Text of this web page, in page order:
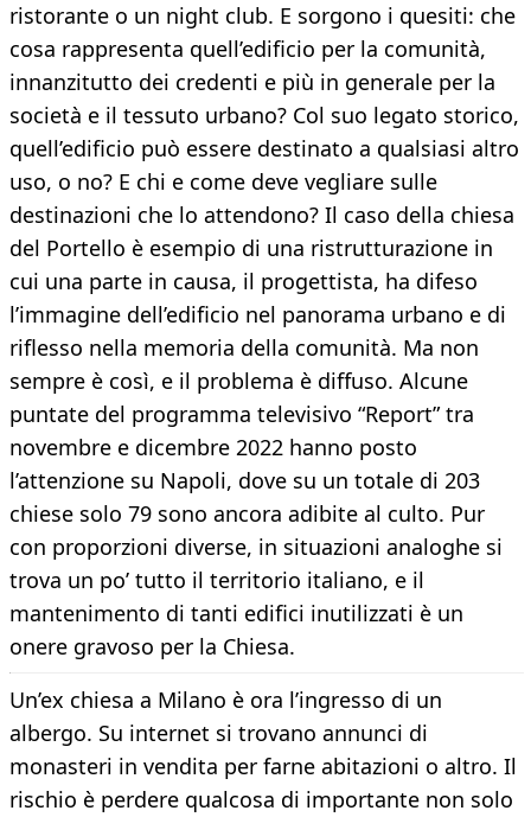
ristorante o un night club. E sorgono i quesiti: che
cosa rappresenta quell’edificio per la comunità,
innanzitutto dei credenti e più in generale per la
società e il tessuto urbano? Col suo legato storico,
quell’edificio può essere destinato a qualsiasi altro
uso, o no? E chi e come deve vegliare sulle
destinazioni che lo attendono? Il caso della chiesa
del Portello è esempio di una ristrutturazione in
cui una parte in causa, il progettista, ha difeso
l’immagine dell’edificio nel panorama urbano e di
riflesso nella memoria della comunità. Ma non
sempre è così, e il problema è diffuso. Alcune
puntate del programma televisivo “Report” tra
novembre e dicembre 2022 hanno posto
l’attenzione su Napoli, dove su un totale di 203
chiese solo 79 sono ancora adibite al culto. Pur
con proporzioni diverse, in situazioni analoghe si
trova un po’ tutto il territorio italiano, e il
mantenimento di tanti edifici inutilizzati è un
onere gravoso per la Chiesa.
Un’ex chiesa a Milano è ora l’ingresso di un
albergo. Su internet si trovano annunci di
monasteri in vendita per farne abitazioni o altro. Il
rischio è perdere qualcosa di importante non solo